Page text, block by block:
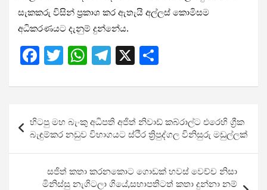
සැකකරු විසින් ප්‍රකාශ කර ඇතැයි අල්ලස් කොමිසම
අධිකරණයට දැනුම් දුන්නේය.
F
ce
b
o
o
k
T
tt
er
W
at
A
p
p
T
e
gr
a
m
X
ar
e
navigation
හිටපු මහ බැංකු අධිපති අජිත් නිවාඩ් කබ්රාල්ට එරෙහි ග්‍රීක
බැඳුම්කර නඩුව විභාගයට ස්ථිර ත්‍රිපුද්ගල විනිසුරු මඩුල්ලක්
සජිත් කතා කරනකොට ගොඩක් හවස් වෙච්ච නිසා
මිනිස්සු නැගිටලා ගියේ,සභාපතිටත් කතා දුන්නා නම්